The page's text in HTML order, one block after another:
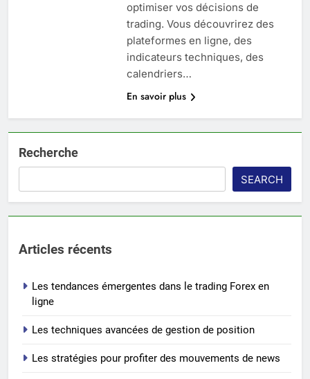
optimiser vos décisions de
trading. Vous découvrirez des
plateformes en ligne, des
indicateurs techniques, des
calendriers…
En savoir plus
Recherche
SEARCH
Articles récents
Les tendances émergentes dans le trading Forex en
ligne
Les techniques avancées de gestion de position
Les stratégies pour profiter des mouvements de news